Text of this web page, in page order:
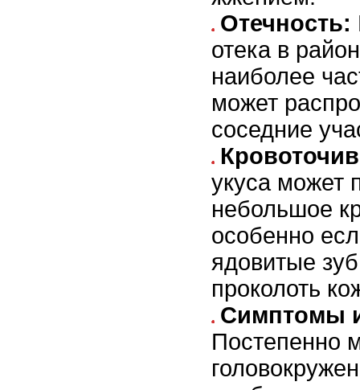
Отечность:
отека в
наиболее
может
соседние
укуса может
небольшое
особенно
ядовитые
проколоть
Симптомы
Постепенно